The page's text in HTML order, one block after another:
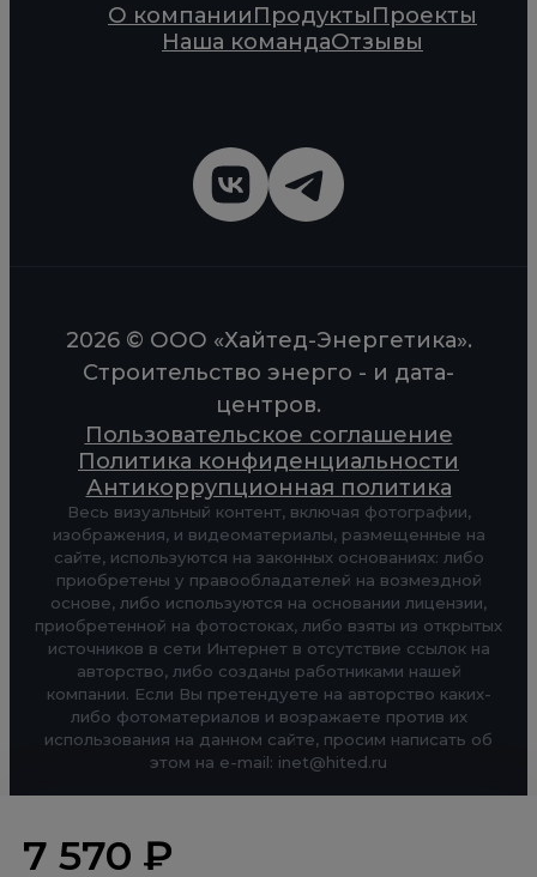
7 570 ₽
О компанииПродуктыПроекты
Наша командаОтзывы
2026 © ООО «Хайтед-Энергетика».
Строительство энерго - и дата-
центров.
Пользовательское соглашение
Политика конфиденциальности
Антикоррупционная политика
Весь визуальный контент, включая фотографии,
изображения, и видеоматериалы, размещенные на
сайте, используются на законных основаниях: либо
приобретены у правообладателей на возмездной
основе, либо используются на основании лицензии,
приобретенной на фотостоках, либо взяты из открытых
источников в сети Интернет в отсутствие ссылок на
авторство, либо созданы работниками нашей
компании. Если Вы претендуете на авторство каких-
либо фотоматериалов и возражаете против их
использования на данном сайте, просим написать об
этом на e-mail: inet@hited.ru